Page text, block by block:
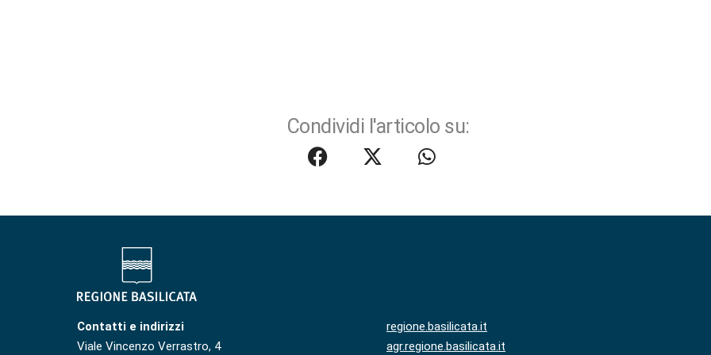
Condividi l'articolo su:
Contatti e indirizzi
Viale Vincenzo Verrastro, 4
regione.basilicata.it
agr.regione.basilicata.it